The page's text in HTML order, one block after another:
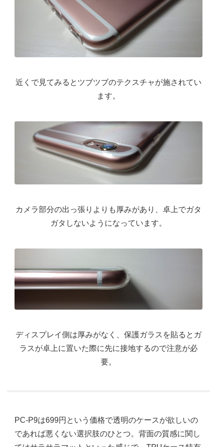
近くで見てみるとツブツブのテクスチャが施されてい
ます。
カメラ部分の出っ張りよりも厚みがあり、卓上でガタ
ガタしないようになっています。
ディスプレイ側は厚みがなく、保護ガラスを貼るとガ
ラスが卓上に置いた際に先に接地するので注意が必
要。
PC-P9は699円という価格で透明のケースが欲しいの
であれば悪くない選択肢のひとつ。背面の質感に関し